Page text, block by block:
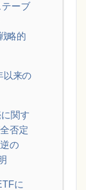
ーブ
略的
以来の
関す
否定
の
に